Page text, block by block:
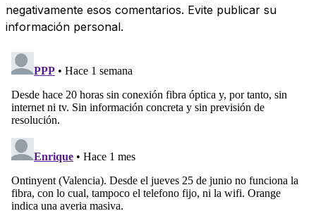
negativamente esos comentarios. Evite publicar su
información personal.